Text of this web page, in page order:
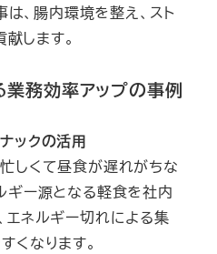
、腸内環境を整え、スト
します。
務効率アップの事例
ックの活用
しくて昼食が遅れがちな
ギー源となる軽食を社内
エネルギー切れによる集
くなります。